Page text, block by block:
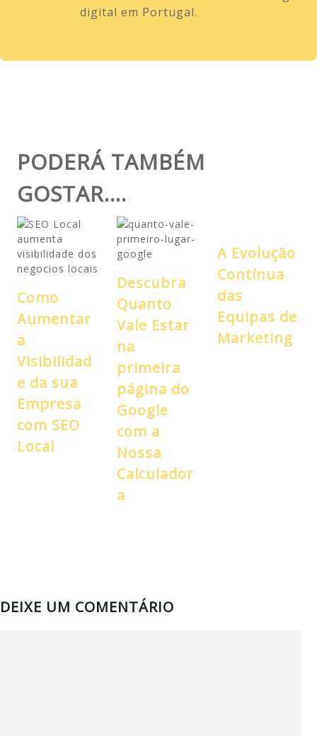
digital em Portugal.
PODERÁ TAMBÉM
GOSTAR....
Como
Aumentar
a
Visibilidad
e da sua
Empresa
com SEO
Local
Descubra
Quanto
Vale Estar
na
primeira
página do
Google
com a
Nossa
Calculador
a
A Evolução
Contínua
das
Equipas de
Marketing
DEIXE UM COMENTÁRIO